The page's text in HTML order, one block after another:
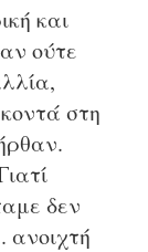
και
ούτε
στη
δεν